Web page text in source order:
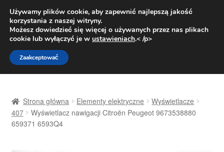
DOSTAWA od 31 zł
Pn.-pt. 9:00-16:00800 003 167
Przejdź
do
nawigacji
Przejdź
do
treści
Dostawa
Strona główna Elementy elektryczne
Wyświetlacze
407
Wyświetlacz nawigacji Citroën Peugeot 9673538880
659371 6593Q4
Używamy plików cookie, aby zapewnić najlepszą jakość
korzystania z naszej witryny.
Możesz dowiedzieć się więcej o używanych przez nas plikach
cookie lub wyłączyć je w ustawieniach.< /p>
Zaakceptować